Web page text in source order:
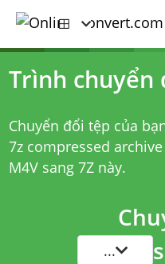
Trình chuyển
Chuyển đổi tệp của
7z compressed
M4V sang 7Znày.
...